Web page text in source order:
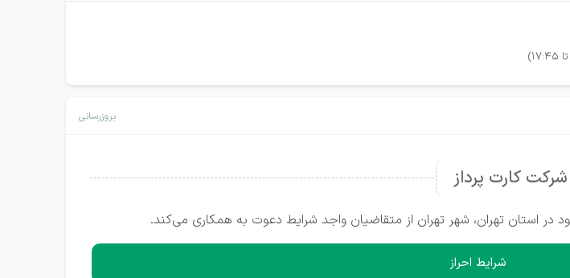
بروزرسانی
کارت پرداز
استان تهران، شهر تهران از متقاضیان واجد شرایط دعوت به همکاری می‌کند.
شرایط احراز